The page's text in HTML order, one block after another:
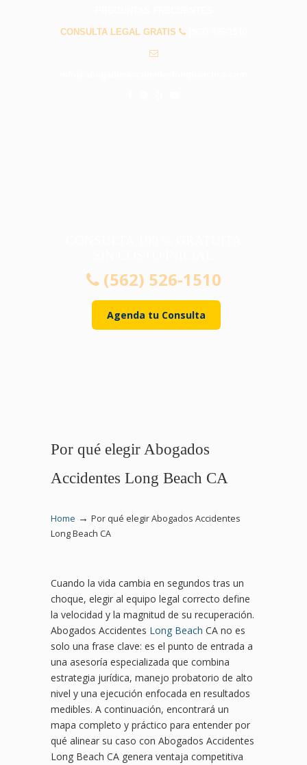
CONSULTA LEGAL GRATIS
(562) 526-1510
Agenda tu Consulta
Por qué elegir Abogados
Accidentes Long Beach CA
Home → Por qué elegir Abogados Accidentes
Long Beach CA
Cuando la vida cambia en segundos tras un
choque, elegir al equipo legal correcto define
la velocidad y la magnitud de su recuperación.
Abogados Accidentes Long Beach CA no es
solo una frase clave: es el punto de entrada a
una asesoría especializada que combina
estrategia jurídica, manejo probatorio de alto
nivel y una ejecución enfocada en resultados
medibles. A continuación, encontrará un
mapa completo y práctico para entender por
qué alinear su caso con Abogados Accidentes
Long Beach CA genera ventaja competitiva